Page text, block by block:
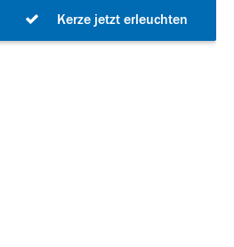
Kerze jetzt erleuchten